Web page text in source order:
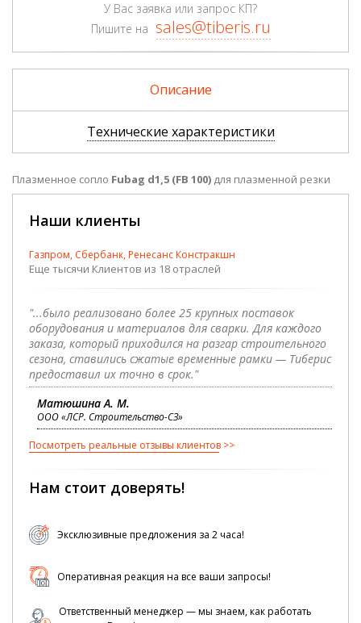
У Вас заявка или запрос КП?
Пишите на sales@tiberis.ru
Описание
Технические характеристики
Плазменное сопло Fubag d1,5 (FB 100) для плазменной резки
Наши клиенты
Газпром, Сбербанк, Ренесанс Констракшн
Еще тысячи Клиентов из 18 отраслей
"...было реализовано более 25 крупных поставок
оборудования и материалов для сварки. Для каждого
заказа, который приходился на разгар строительного
сезона, ставились сжатые временные рамки — Тиберис
предоставил их точно в срок."
Матюшина А. М.
ООО «ЛСР. Строительство-СЗ»
Посмотреть реальные отзывы клиентов
Нам стоит доверять!
Эксклюзивные предложения за 2 часа!
Оперативная реакция на все ваши запросы!
Ответственный менеджер — мы знаем, как работать